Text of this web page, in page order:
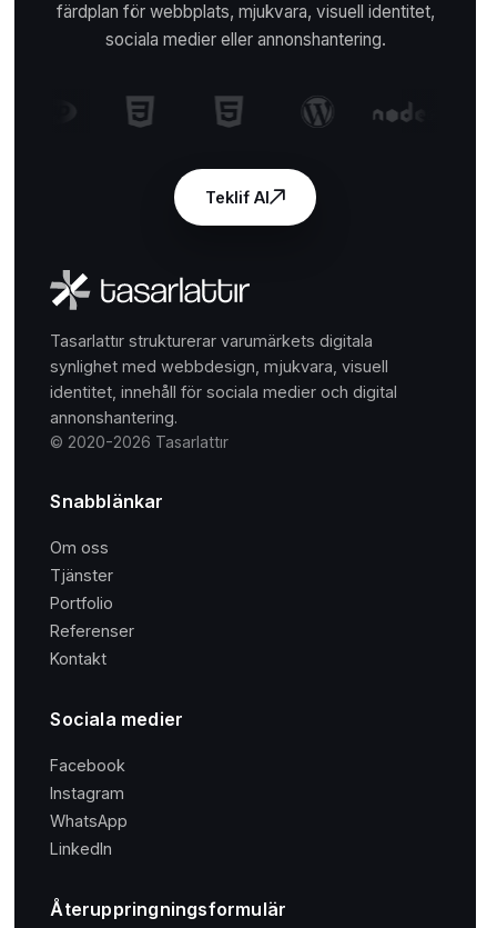
färdplan för webbplats, mjukvara, visuell identitet,
sociala medier eller annonshantering.
Teklif Al
Tasarlattır strukturerar varumärkets digitala
synlighet med webbdesign, mjukvara, visuell
identitet, innehåll för sociala medier och digital
annonshantering.
© 2020-2026 Tasarlattır
Snabblänkar
Om oss
Tjänster
Portfolio
Referenser
Kontakt
Sociala medier
Facebook
Instagram
WhatsApp
LinkedIn
Återuppringningsformulär